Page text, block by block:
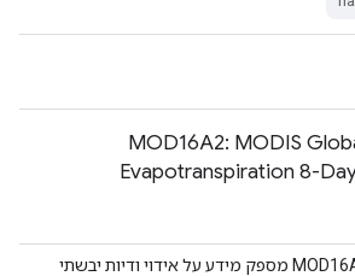
‫MOD16A2: MODIS
Evapotranspiration 8-
המוצר MOD16A2 V105 מספק מידע על אידוי ודיות יבשתי